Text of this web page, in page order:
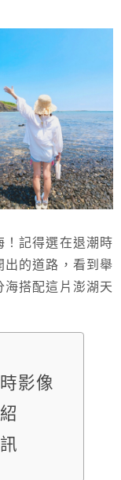
！記得選在退潮時
出的道路，看到舉
搭配這片澎湖天
影像